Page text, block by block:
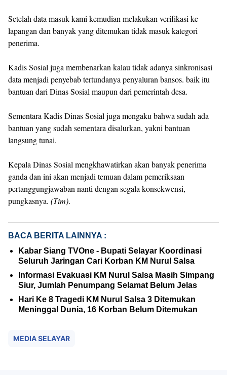
Setelah data masuk kami kemudian melakukan verifikasi ke
lapangan dan banyak yang ditemukan tidak masuk kategori
penerima.
Kadis Sosial juga membenarkan kalau tidak adanya sinkronisasi
data menjadi penyebab tertundanya penyaluran bansos. baik itu
bantuan dari Dinas Sosial maupun dari pemerintah desa.
Sementara Kadis Dinas Sosial juga mengaku bahwa sudah ada
bantuan yang sudah sementara disalurkan, yakni bantuan
langsung tunai.
Kepala Dinas Sosial mengkhawatirkan akan banyak penerima
ganda dan ini akan menjadi temuan dalam pemeriksaan
pertanggungjawaban nanti dengan segala konsekwensi,
pungkasnya. (Tim).
BACA BERITA LAINNYA :
Kabar Siang TVOne - Bupati Selayar Koordinasi
Seluruh Jaringan Cari Korban KM Nurul Salsa
Informasi Evakuasi KM Nurul Salsa Masih Simpang
Siur, Jumlah Penumpang Selamat Belum Jelas
Hari Ke 8 Tragedi KM Nurul Salsa 3 Ditemukan
Meninggal Dunia, 16 Korban Belum Ditemukan
MEDIA SELAYAR